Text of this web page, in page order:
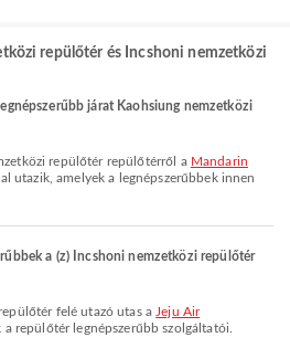
repülőtér és Incshoni nemzetközi
járat Kaohsiung nemzetközi
repülőtér repülőtérről a Mandarin
utazik, amelyek a legnépszerűbbek innen
a (z) Incshoni nemzetközi repülőtér
felé utazó utas a Jeju Air
a repülőtér legnépszerűbb szolgáltatói.